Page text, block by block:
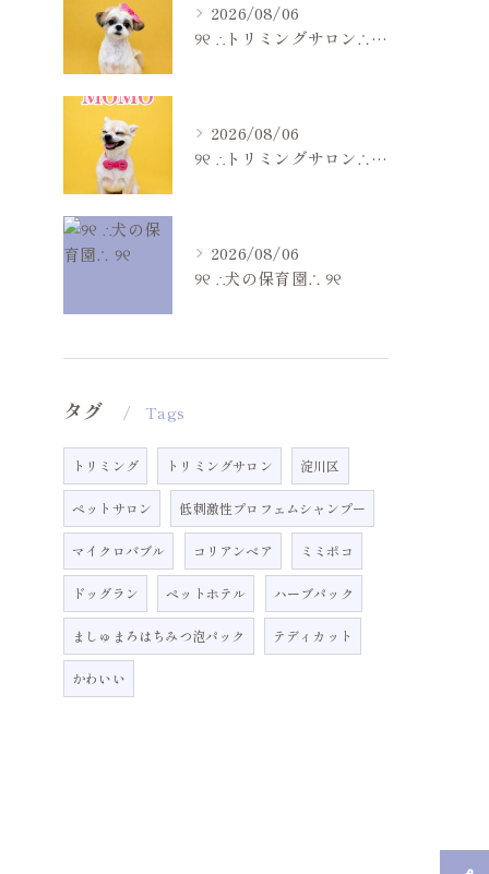
2026/08/06
୨୧ ∴トリミングサロン∴ ୨୧
2026/08/06
୨୧ ∴トリミングサロン∴ ୨୧
2026/08/06
୨୧ ∴犬の保育園∴ ୨୧
タグ Tags
トリミング トリミングサロン 淀川区
ペットサロン 低刺激性プロフェムシャンプー
マイクロバブル コリアンベア ミミポコ
ドッグラン ペットホテル ハーブパック
ましゅまろはちみつ泡パック テディカット
かわいい